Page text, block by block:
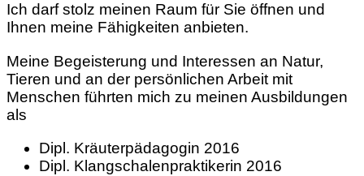
Ich darf stolz meinen Raum für Sie öffnen und
Ihnen meine Fähigkeiten anbieten.
Meine Begeisterung und Interessen an Natur,
Tieren und an der persönlichen Arbeit mit
Menschen führten mich zu meinen Ausbildungen
als
Dipl. Kräuterpädagogin 2016
Dipl. Klangschalenpraktikerin 2016